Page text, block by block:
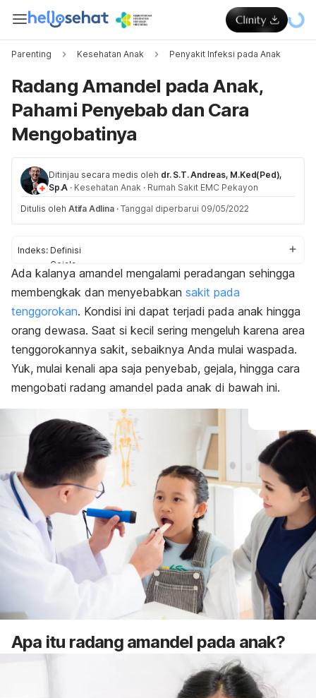
Parenting Kesehatan Anak Penyakit Infeksi pada Anak
Radang Amandel pada Anak,
Pahami Penyebab dan Cara
Mengobatinya
Ditinjau secara medis oleh dr. S.T. Andreas, M.Ked(Ped),
Sp.A · Kesehatan Anak · Rumah Sakit EMC Pekayon
Ditulis oleh Atifa Adlina · Tanggal diperbarui 09/05/2022
Indeks: Definisi
Gejala
Penyebab
Diagnosis
Pengobatan
Kapan ke dokter?
Ada kalanya amandel mengalami peradangan sehingga
membengkak dan menyebabkan sakit pada
tenggorokan. Kondisi ini dapat terjadi pada anak hingga
orang dewasa. Saat si kecil sering mengeluh karena area
tenggorokannya sakit, sebaiknya Anda mulai waspada.
Yuk, mulai kenali apa saja penyebab, gejala, hingga cara
mengobati radang amandel pada anak di bawah ini.
Apa itu radang amandel pada anak?